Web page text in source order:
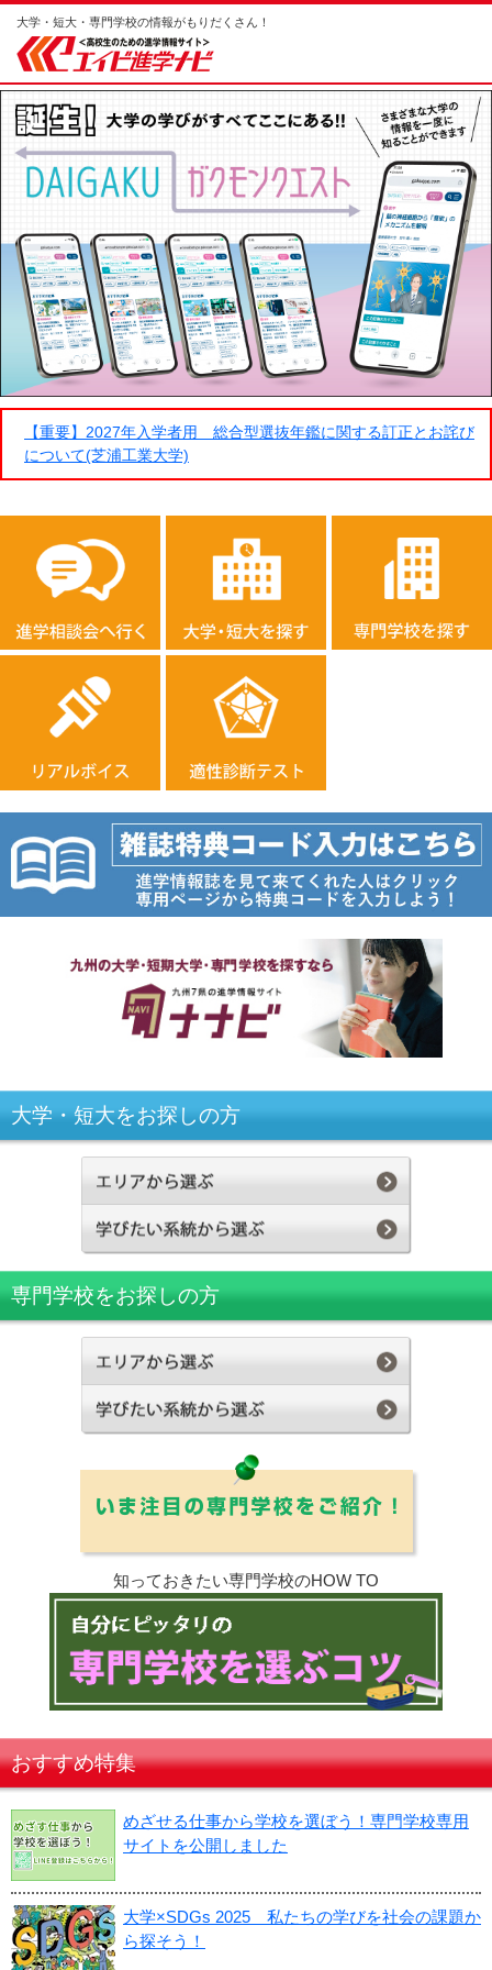
大学・短大・専門学校の情報がもりだくさん！
【重要】2027年入学者用 総合型選抜年鑑に関する訂正とお詫び
について(芝浦工業大学)
大学・短大をお探しの方
専門学校をお探しの方
知っておきたい専門学校のHOW TO
おすすめ特集
めざせる仕事から学校を選ぼう！専門学校専用
サイトを公開しました
大学×SDGs 2025 私たちの学びを社会の課題か
ら探そう！